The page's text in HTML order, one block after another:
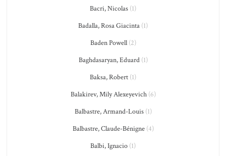
Bacri, Nicolas (1)
Badalla, Rosa Giacinta (1)
Baden Powell(2)
Baghdasaryan, Eduard(1)
Baksa, Robert (1)
Balakirev, Mily Alexeyevich(6)
Balbastre, Armand-Louis(1)
Balbastre, Claude-Bénigne(4)
Balbi, Ignacio (1)